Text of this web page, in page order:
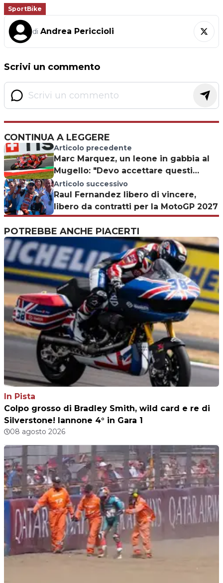
SportBike
di Andrea Periccioli
Scrivi un commento
CONTINUA A LEGGERE
Articolo precedente
Marc Marquez, un leone in gabbia al
Mugello: "Devo accettare questi
risultati"
Articolo successivo
Raul Fernandez libero di vincere,
libero da contratti per la MotoGP 2027
POTREBBE ANCHE PIACERTI
In Pista
Colpo grosso di Bradley Smith, wild card e re di
Silverstone! Iannone 4° in Gara 1
08 agosto 2026